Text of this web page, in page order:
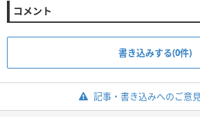
コメント
書き込みする(0件)
記事・書き込みへのご意